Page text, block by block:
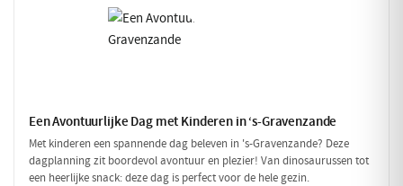
Een Avontuurlijke Dag met Kinderen in ‘s-Gravenzande
Met kinderen een spannende dag beleven in 's-Gravenzande? Deze
dagplanning zit boordevol avontuur en plezier! Van dinosaurussen tot
een heerlijke snack: deze dag is perfect voor de hele gezin.